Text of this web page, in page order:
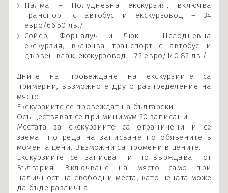
Палма – Полудневна екскурзия, включва
транспорт с автобус и екскурзовод – 34
евро/66.50 лв./
Сойер, Форналуч и Люк – Целодневна
екскурзия, включва транспорт с автобус и
дървен влак, екскурзовод – 72 евро/140.82 лв./
Дните на провеждане на екскурзиите са
примерни, възможно е друго разпределение на
място.
Екскурзиите се провеждат на български.
Осъществяват се при минимум 20 записани.
Местата за екскурзиите са ограничени и се
заемат по реда на записване по обявените в
момента цени. Възможни са промени в цените.
Екскурзиите се записват и потвърждават от
България. Включване на място само при
наличност на свободни места, като цената може
да бъде различна.